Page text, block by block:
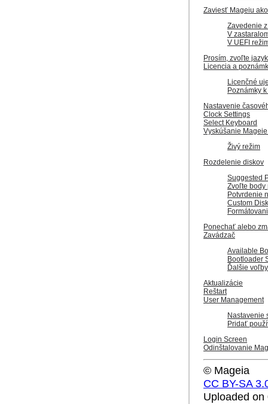
Zaviesť Mageiu
Zavedenie
V
V UEFI
Prosím, zvoľte
Licencia a
Licenčné
Poznámky
Nastavenie
Clock Settings
Select Keyboard
Vyskúšanie
Živý režim
Rozdelenie diskov
Suggested
Zvoľte body
Potvrdenie
Custom
Ponechať alebo
Zavádzač
Available
Bootloader
Ďalšie voľby
Aktualizácie
Reštart
User Management
Nastavenie
Pridať
Login Screen
Odinštalovanie
© Mageia
CC BY-SA
Uploaded